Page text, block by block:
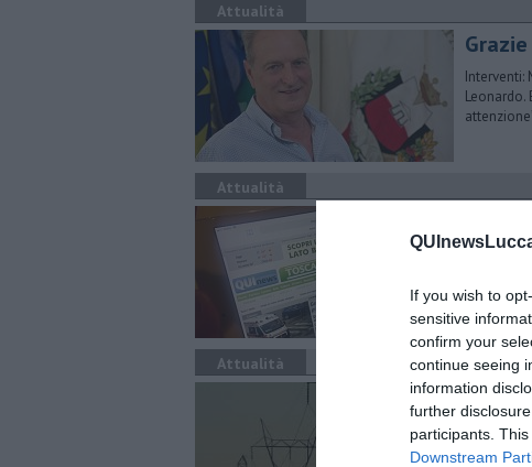
If you wish to
sensitive
confirm your
continue seeing
information
further
participants.
Downstream
Attualità
Interventi:
Attualità
Riduzione
Attualità
Terna
​Il